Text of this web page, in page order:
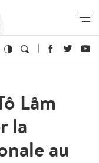
Lâm
la
au